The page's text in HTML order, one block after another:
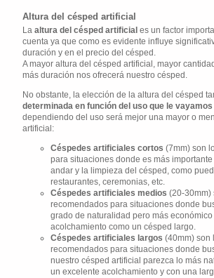
Altura del césped artificial
Laaltura del césped artificial es un factor
cuenta ya que como es evidente influye
duración y en el precio del césped.
A mayor altura del césped artificial, mayor
más duración nos ofrecerá nuestro césped.
No obstante, la elección de la altura del césped
determinada en función del uso que le
dependiendo del uso será mejor una mayor o
artificial:
Céspedes artificiales cortos(7mm) son
para situaciones donde es más
andar y la limpieza del césped, como
restaurantes, ceremonias, etc.
Céspedes artificiales medios (20-30mm)
recomendados para situaciones donde
grado de naturalidad pero más económico
acolchamiento como un césped largo.
Céspedes artificiales largos(40mm) son
recomendados para situaciones donde
nuestro césped artificial parezca lo más
un excelente acolchamiento y con una